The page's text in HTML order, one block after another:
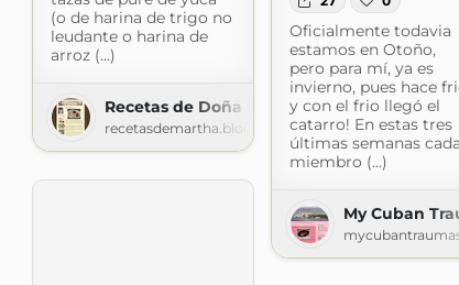
(o de harina de trigo no
leudante o harina de
arroz (...)
Recetas de Doña Martha
recetasdemartha.blogspot.com
Oficialmente todavia
estamos en Otoño,
pero para mí, ya es
invierno, pues hace
y con el frio llegó el
catarro! En estas tres
últimas semanas cada
miembro (...)
My Cuban